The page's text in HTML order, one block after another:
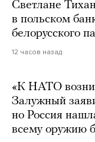
Светлане
в польском
белорусского
12 часов назад
«К НАТО
Залужный
но Россия
всему оружию